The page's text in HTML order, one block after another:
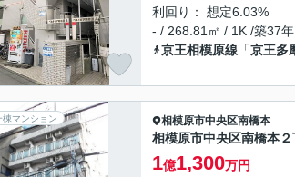
利回り： 想定6.03%
- / 268.81㎡ / 1K /築37
京王相模原線 「京王多
棟マンション 相模原市中央区南橋本
相模原市中央区南橋本
1億1,300万円